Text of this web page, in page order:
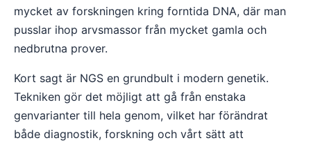
mycket av forskningen kring forntida DNA, där man
pusslar ihop arvsmassor från mycket gamla och
nedbrutna prover.
Kort sagt är NGS en grundbult i modern genetik.
Tekniken gör det möjligt att gå från enstaka
genvarianter till hela genom, vilket har förändrat
både diagnostik, forskning och vårt sätt att